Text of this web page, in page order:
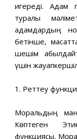
игереді. Адам
туралы
адамдардың
бетінше,
шешім
үшін
1. Реттеу
Моральдың
Көптеген
функциясы.